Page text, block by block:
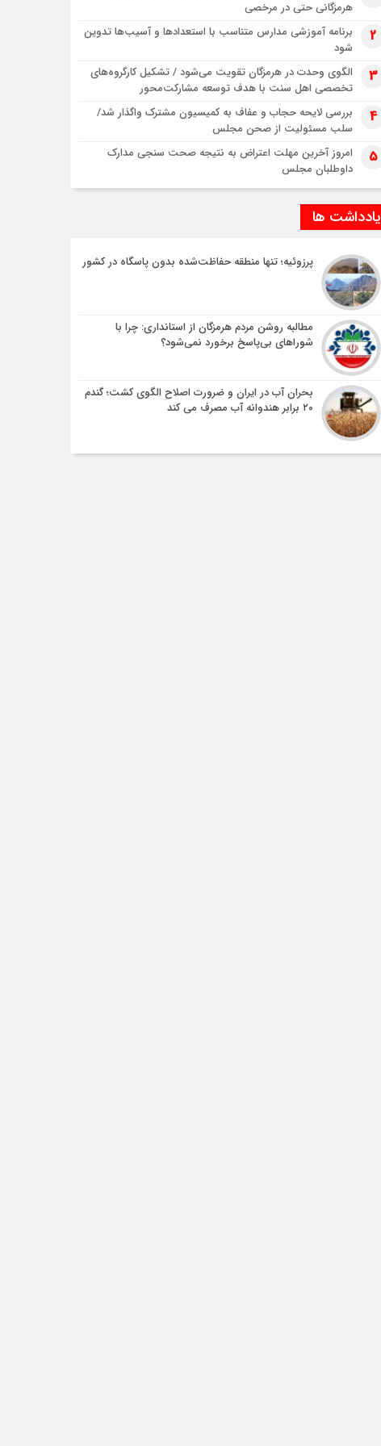
هرمزگانی حتی در مرخصی
2
برنامه آموزشی مدارس متناسب با استعدادها و آسیب‌ها تدوین
شود
3
الگوی وحدت در هرمزگان تقویت می‌شود / تشکیل کارگروه‌های
تخصصی اهل سنت با هدف توسعه مشارکت‌محور
4
بررسی لایحه حجاب و عفاف به کمیسیون مشترک واگذار شد/
سلب مسئولیت از صحن مجلس
5
امروز آخرین مهلت اعتراض به نتیجه صحت سنجی مدارک
داوطلبان مجلس
یادداشت ها
پرزوئیه؛ تنها منطقه حفاظت‌شده بدون پاسگاه در کشور
مطالبه روشن مردم هرمزگان از استانداری: چرا با
شوراهای بی‌پاسخ برخورد نمی‌شود؟
بحران آب در ایران و ضرورت اصلاح الگوی کشت؛ گندم
۲۰ برابر هندوانه آب مصرف می کند